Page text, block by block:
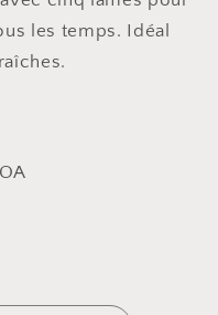
les temps. Idéal